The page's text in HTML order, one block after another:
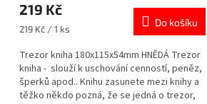
produktu
je
4,0
z
5
hvězdiček.
219 Kč
Měrná
219 Kč / 1 ks
Do košíku
Trezor kniha 180x115x54mm HNĚDÁ Trezor
kniha - slouží k uschování cenností, peněz,
šperků apod.. Knihu zasunete mezi knihy a
těžko někdo pozná, že se jedná o trezor,